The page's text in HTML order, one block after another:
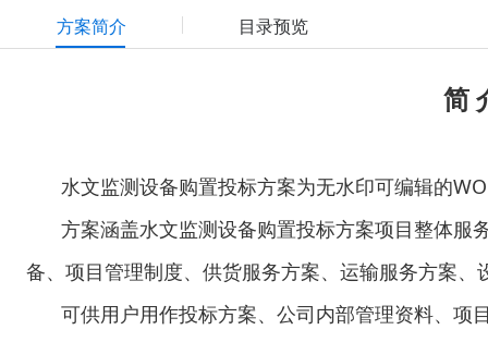
方案简介 目录预览
简
水文监测设备购置投标方案为无水印可编辑的
方案涵盖水文监测设备购置投标方案项目整体服
备、项目管理制度、供货服务方案、运输服务方案
可供用户用作投标方案、公司内部管理资料、项